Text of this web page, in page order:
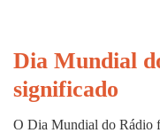
Dia Mundial
significado
O Dia Mundial do Rádio